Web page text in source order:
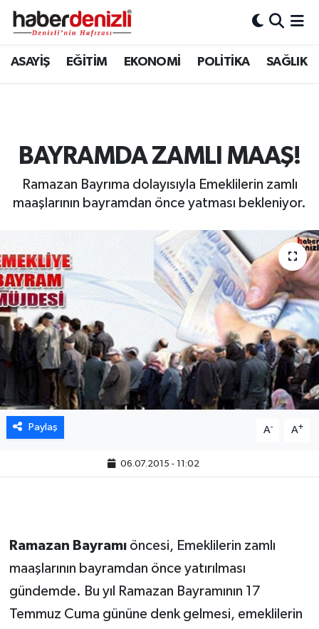
ASAYİŞ EĞİTİM EKONOMİ POLİTİKA SAĞLIK
BAYRAMDA ZAMLI MAAŞ!
Ramazan Bayrıma dolayısıyla Emeklilerin zamlı
maaşlarının bayramdan önce yatması bekleniyor.
Paylaş A- A+
06.07.2015 - 11:02
Ramazan Bayramı öncesi, Emeklilerin zamlı
maaşlarının bayramdan önce yatırılması
gündemde. Bu yıl Ramazan Bayramının 17
Temmuz Cuma gününe denk gelmesi, emeklilerin
Denizli Nöbetçi Eczaneler
Puan Durumu ve Fikstür
Tüm Manşetler
Son Dakika Haberleri
Haber Arşivi